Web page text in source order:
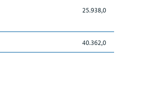
25.938,0
40.362,0